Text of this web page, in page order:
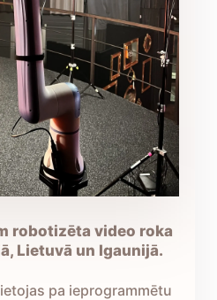
robotizēta video roka
Lietuvā un Igaunijā.
pa ieprogrammētu